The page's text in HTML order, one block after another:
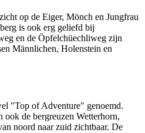
op de Eiger, Mönch en Jungfrau
is ook erg geliefd bij
en de Öpfelchüechliweg zijn
Männlichen, Holenstein en
"Top of Adventure" genoemd.
ook de bergreuzen Wetterhorn,
noord naar zuid zichtbaar. De